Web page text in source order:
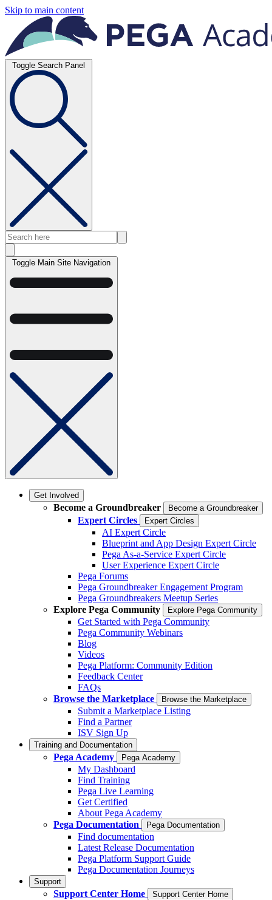
Skip to main content
Toggle Search Panel
Toggle Main Site Navigation
Get Involved
Become a Groundbreaker Become a Groundbreaker
Expert Circles Expert Circles
AI Expert Circle
Blueprint and App Design Expert Circle
Pega As-a-Service Expert Circle
User Experience Expert Circle
Pega Forums
Pega Groundbreaker Engagement Program
Pega Groundbreakers Meetup Series
Explore Pega Community
Explore Pega Community
Get Started with Pega Community
Pega Community Webinars
Blog
Videos
Pega Platform: Community Edition
Feedback Center
FAQs
Browse the Marketplace
Browse the Marketplace
Submit a Marketplace Listing
Find a Partner
ISV Sign Up
Training and Documentation
Pega Academy Pega Academy
My Dashboard
Find Training
Pega Live Learning
Get Certified
About Pega Academy
Pega Documentation
Pega Documentation
Find documentation
Latest Release Documentation
Pega Platform Support Guide
Pega Documentation Journeys
Support
Support Center Home Support Center Home